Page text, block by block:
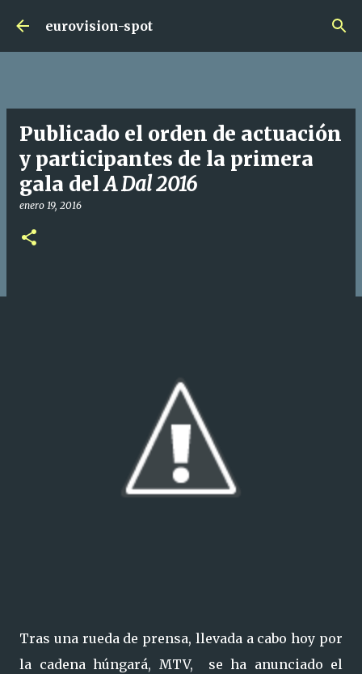
Ir al contenido principal
eurovision-spot
Publicado el orden de actuación
y participantes de la primera
gala delA Dal 2016
enero 19, 2016
Tras una rueda de prensa, llevada a cabo hoy por
la cadena húngará, MTV, se ha anunciado el